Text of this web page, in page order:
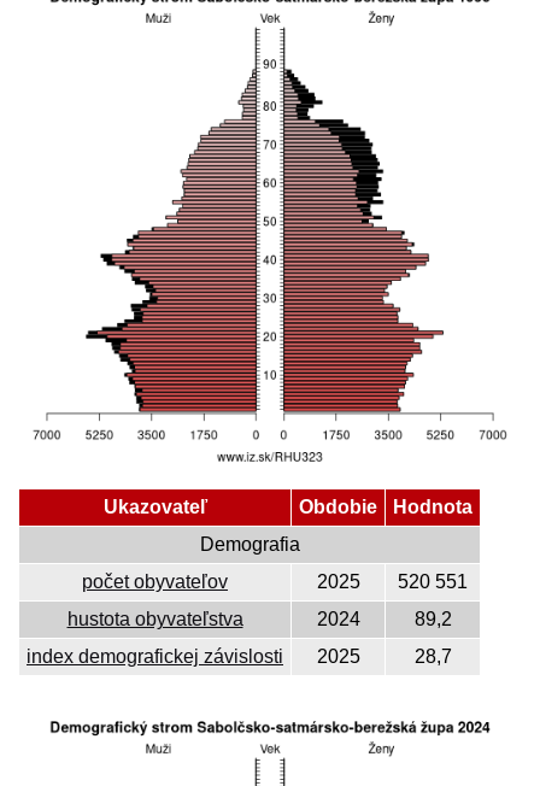
Ukazovateľ Obdobie
Hodnota
Demografia
počet obyvateľov
2025
520 551
hustota obyvateľstva
2024
89,2
index demografickej závislosti
2025 28,7